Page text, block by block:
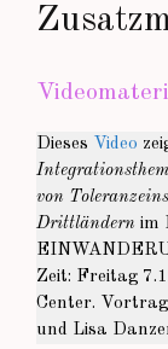
Dieses Video
von
Drittländern im
Zeit: Freitag
Center.
und Lisa